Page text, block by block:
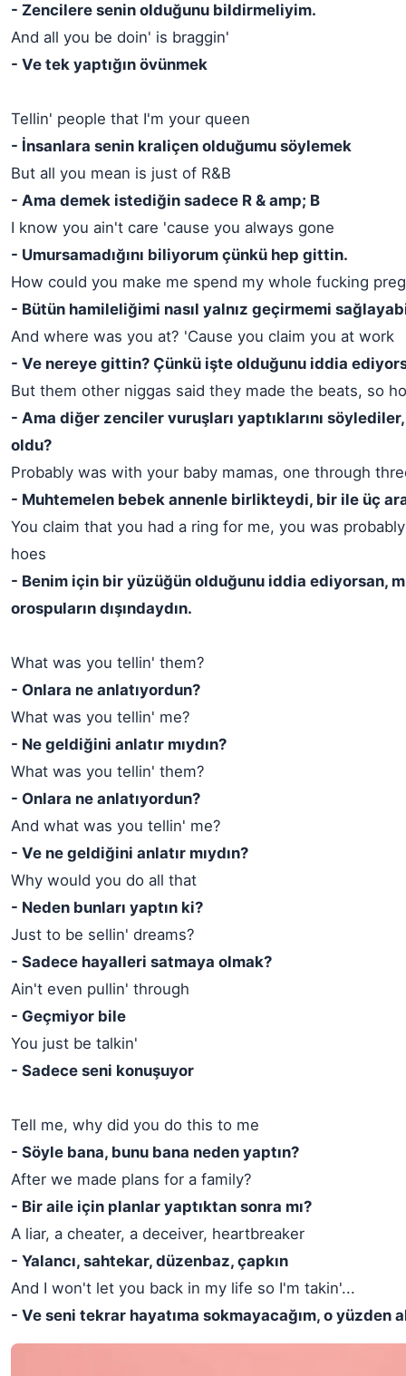
- Zencilere senin olduğunu bildirmeliyim.
And all you be doin' is braggin'
- Ve tek yaptığın övünmek
Tellin' people that I'm your queen
- İnsanlara senin kraliçen olduğumu söylemek
But all you mean is just of R&B
- Ama demek istediğin sadece R & amp; B
I know you ain't care 'cause you always gone
- Umursamadığını biliyorum çünkü hep gittin.
How could you make me spend my whole fucking
- Bütün hamileliğimi nasıl yalnız geçirmemi
And where was you at? 'Cause you claim you at work
- Ve nereye gittin? Çünkü işte olduğunu iddia
But them other niggas said they made the beats, so
- Ama diğer zenciler vuruşları yaptıklarını
oldu?
Probably was with your baby mamas, one through
- Muhtemelen bebek annenle birlikteydi, bir ile üç
You claim that you had a ring for me, you was
hoes
- Benim için bir yüzüğün olduğunu iddia ediyorsan,
orospuların dışındaydın.
What was you tellin' them?
- Onlara ne anlatıyordun?
What was you tellin' me?
- Ne geldiğini anlatır mıydın?
What was you tellin' them?
- Onlara ne anlatıyordun?
And what was you tellin' me?
- Ve ne geldiğini anlatır mıydın?
Why would you do all that
- Neden bunları yaptın ki?
Just to be sellin' dreams?
- Sadece hayalleri satmaya olmak?
Ain't even pullin' through
- Geçmiyor bile
You just be talkin'
- Sadece seni konuşuyor
Tell me, why did you do this to me
- Söyle bana, bunu bana neden yaptın?
After we made plans for a family?
- Bir aile için planlar yaptıktan sonra mı?
A liar, a cheater, a deceiver, heartbreaker
- Yalancı, sahtekar, düzenbaz, çapkın
And I won't let you back in my life so I'm takin'...
- Ve seni tekrar hayatıma sokmayacağım, o yüzden